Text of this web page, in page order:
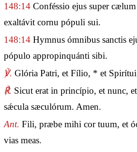
148:14 Conféssio ejus super
exaltávit cornu pópuli sui.
148:14 Hymnus ómnibus sanctis
pópulo appropinquánti sibi.
℣. Glória Patri, et Fílio, * et Spirítui
℟. Sicut erat in princípio, et nunc,
sǽcula sæculórum. Amen.
Ant. Fili, præbe mihi cor tuum, et
vias meas.